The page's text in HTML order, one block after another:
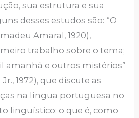
sua estrutura e sua
desses estudos são: “O
Amaral, 1920),
trabalho sobre o tema;
amanhã e outros mistérios”
1972), que discute as
na língua portuguesa no
linguístico: o que é, como